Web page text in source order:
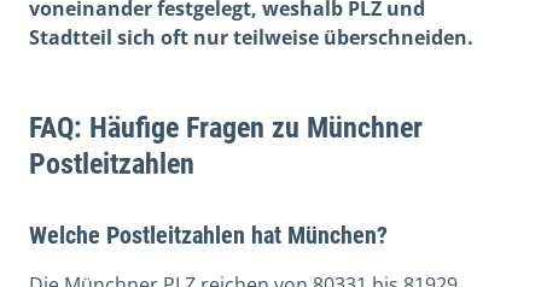
voneinander festgelegt, weshalb PLZ und
Stadtteil sich oft nur teilweise überschneiden.
FAQ: Häufige Fragen zu Münchner
Postleitzahlen
Welche Postleitzahlen hat München?